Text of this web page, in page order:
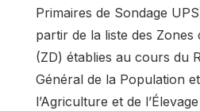
Primaires de Sondage
partir de la liste des
(ZD) établies au cours du
Général de la Population
l’Agriculture et de